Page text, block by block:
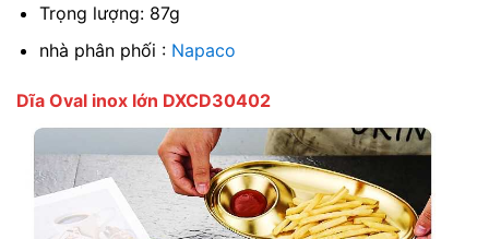
Trọng lượng: 87g
nhà phân phối : Napaco
Dĩa Oval inox lớn DXCD30402